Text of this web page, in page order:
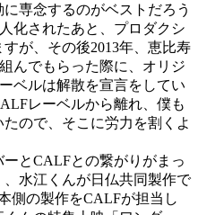
専念するのがベストだろう
化されたあと、プロダクシ
が、その後2013年、恵比寿
んでもらった際に、オリジ
ベルは解散を宣言をしてい
レーベルから離れ、僕も
ので、そこに労力を割くよ
とCALFとの繋がりがまっ
水江くんが日仏共同製作で
側の製作をCALFが担当し